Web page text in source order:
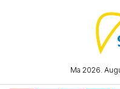
Ma 2026.
"2024-09-30 23:59:59" )